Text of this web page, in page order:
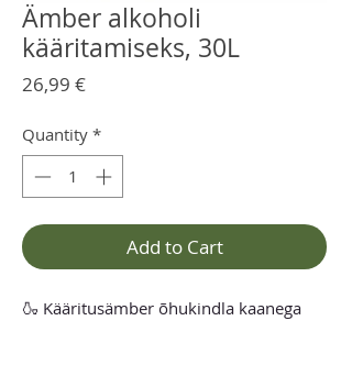
Ämber alkoholi
kääritamiseks, 30L
26,99 €Price
Quantity *
Add to Cart
🍶 Kääritusämber õhukindla kaanega